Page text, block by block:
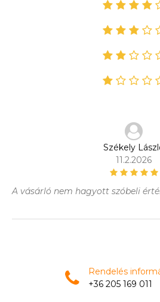
Székely
11.2.2026
A vásárló nem hagyott szóbeli
Rendelés
+36 205 169 011